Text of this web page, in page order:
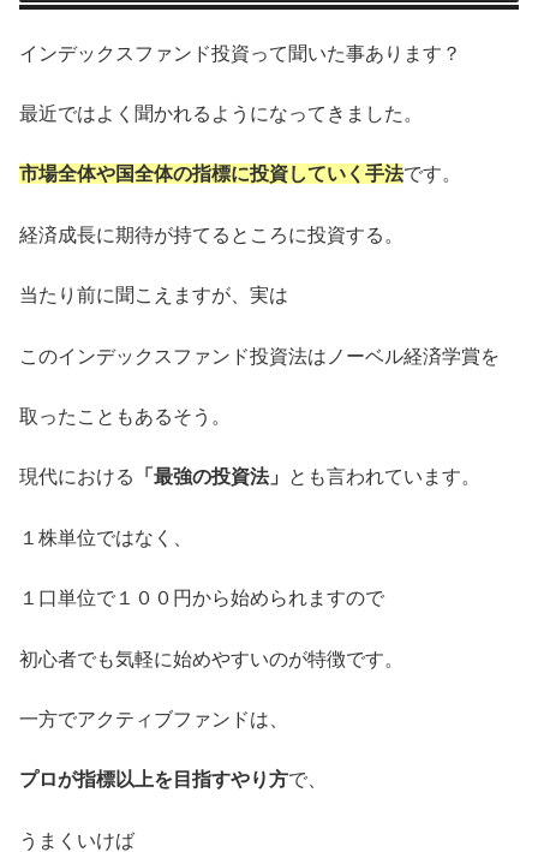
インデックスファンド投資って聞いた事あります？
最近ではよく聞かれるようになってきました。
市場全体や国全体の指標に投資していく手法です。
経済成長に期待が持てるところに投資する。
当たり前に聞こえますが、実は
このインデックスファンド投資法はノーベル経済学賞を
取ったこともあるそう。
現代における 「最強の投資法」 とも言われています。
１株単位ではなく、
１口単位で１００円から始められますので
初心者でも気軽に始めやすいのが特徴です。
一方でアクティブファンドは、
プロが指標以上を目指すやり方で、
うまくいけば